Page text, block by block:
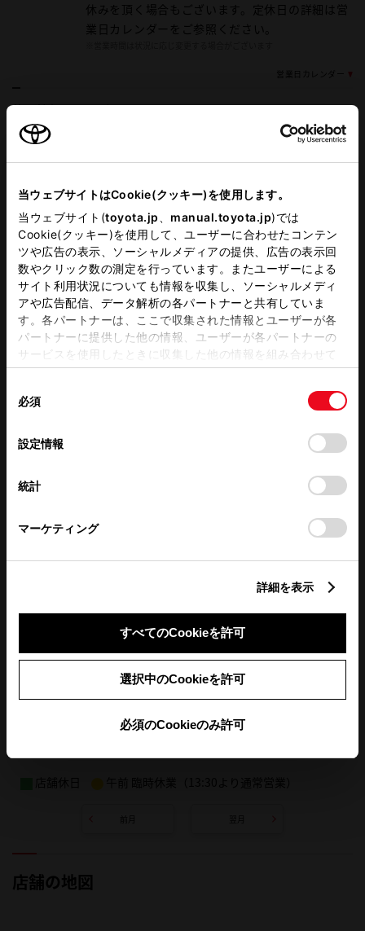
当ウェブサイトはCookie(クッキー)を使用します。
当ウェブサイト(toyota.jp manual.toyota.jp)では
Cookie(クッキー)を使用して、ユーザーに合わせたコンテン
ツや広告の表示、ソーシャルメディアの提供、広告の表示回
数やクリック数の測定を行っています。またユーザーによる
サイト利用状況についても情報を収集し、ソーシャルメディ
アや広告配信、データ解析の各パートナーと共有していま
す。各パートナーは、ここで収集された情報とユーザーが各
パートナーに提供した他の情報、ユーザーが各パートナーの
サービスを使用したときに収集した他の情報を組み合わせて
使用することがあります。当ウェブサイトの使用を続行する
デバイスにすべてのCookie(クッキー)が保存されることに同
意したことになります。Cookie(クッキー)のオプトアウト、
設定の変更、同意を撤回したりするにあたっては、当社の
「Cookie（クッキー）情報の取り扱いについて
」をご覧くだ
必須
設定情報
統計
マーケティング
詳細を表示
すべてのCookieを許可
選択中のCookieを許可
必須のCookieのみ許可
休みを頂く場合もございます。定休日の詳細は営
業日カレンダーをご参照ください。
営業日カレンダー
施設情報・サービス
AED
扱店
シート）
キッズコーナー G-Station
au WiFi
この販売店のウェブサイトはこちら
営業日カレンダー
店舗の地図